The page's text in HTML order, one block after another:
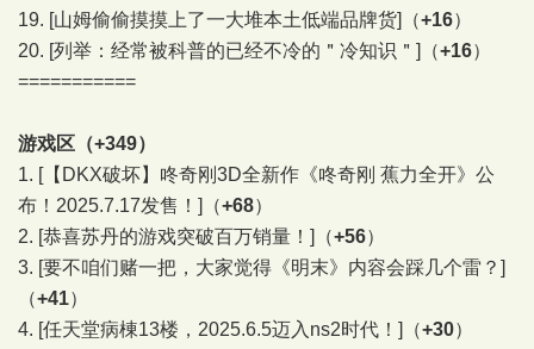
19. [山姆偷偷摸摸上了一大堆本土低端品牌货] （+16）
20. [列举：经常被科普的已经不冷的＂冷知识＂] （+16）
===========
游戏区（+349）
1. [【DKX破坏】咚奇刚3D全新作《咚奇刚 蕉力全开》公
布！2025.7.17发售！]
（+68）
2. [恭喜苏丹的游戏突破百万销量！] （+56）
3. [要不咱们赌一把，大家觉得《明末》内容会踩几个雷？]
（+41）
4. [任天堂病棟13楼，2025.6.5迈入ns2时代！] （+30）